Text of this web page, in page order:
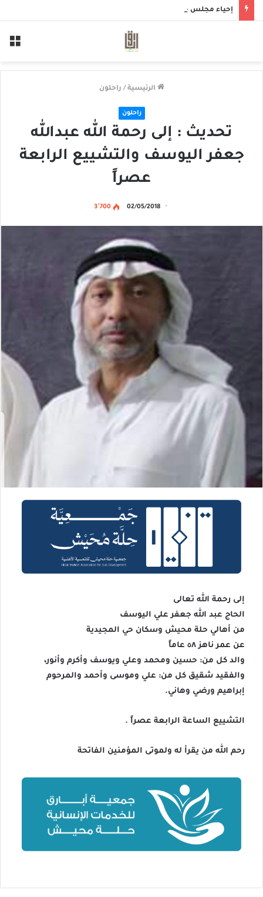
إحياء مجلس حسيني بمأتم الحاج أحمد منصور الخميس
الرئيسية / راحلون
راحلون
تحديث : إلى رحمة الله عبدالله
جعفر اليوسف والتشييع الرابعة
عصراً
02/05/2018 3٬700
إلى رحمة الله تعالى
الحاج عبد الله جعفر علي اليوسف
من أهالي حلة محيش وسكان حي المجيدية
عن عمر ناهز ٥٨ عاماً
والد كل من: حسين ومحمد وعلي ويوسف وأكرم وأنور،
والفقيد شقيق كل من: علي وموسى وأحمد والمرحوم
إبراهيم ورضي وهاني.
التشييع الساعة الرابعة عصراً .
رحم الله من يقرأ له ولموتى المؤمنين الفاتحة